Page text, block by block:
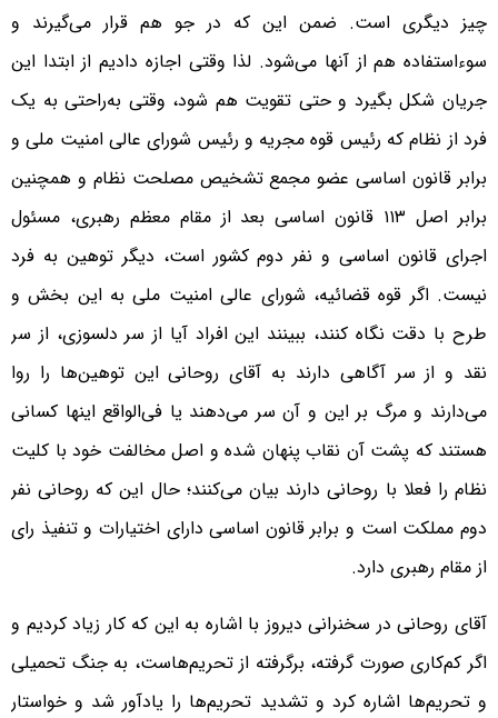
چیز دیگری است. ضمن این که در جو هم قرار می‌گیرند و
سوءاستفاده هم از آنها می‌شود. لذا وقتی اجازه دادیم از ابتدا این
جریان شکل بگیرد و حتی تقویت هم شود، وقتی به‌راحتی به یک
فرد از نظام که رئیس قوه مجریه و رئیس شورای عالی امنیت ملی و
برابر قانون اساسی عضو مجمع تشخیص مصلحت نظام و همچنین
برابر اصل ۱۱۳ قانون اساسی بعد از مقام معظم رهبری، مسئول
اجرای قانون اساسی و نفر دوم کشور است، دیگر توهین به فرد
نیست. اگر قوه قضائیه، شورای عالی امنیت ملی به این بخش و
طرح با دقت نگاه کنند، ببینند این افراد آیا از سر دلسوزی، از سر
نقد و از سر آگاهی دارند به آقای روحانی این توهین‌ها را روا
می‌دارند و مرگ بر این و آن سر می‌دهند یا فی‌الواقع اینها کسانی
هستند که پشت آن نقاب پنهان شده و اصل مخالفت خود با کلیت
نظام را فعلا با روحانی دارند بیان می‌کنند؛ حال این که روحانی نفر
دوم مملکت است و برابر قانون اساسی دارای اختیارات و تنفیذ رای
از مقام رهبری دارد.
آقای روحانی در سخنرانی دیروز با اشاره به این که کار زیاد کردیم و
اگر کم‌کاری صورت گرفته، برگرفته از تحریم‌هاست، به جنگ تحمیلی
و تحریم‌ها اشاره کرد و تشدید تحریم‌ها را یادآور شد و خواستار